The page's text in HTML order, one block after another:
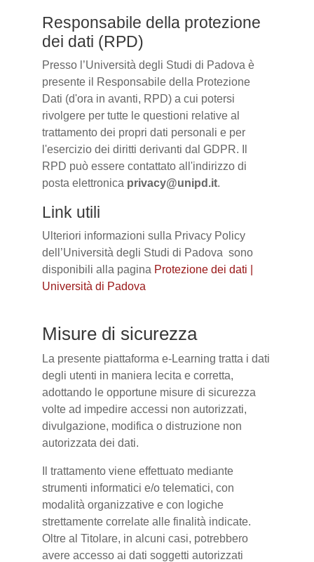
Responsabile della protezione
dei dati (RPD)
Presso l’Università degli Studi di Padova è
presente il Responsabile della Protezione
Dati (d'ora in avanti, RPD) a cui potersi
rivolgere per tutte le questioni relative al
trattamento dei propri dati personali e per
l'esercizio dei diritti derivanti dal GDPR. Il
RPD può essere contattato all'indirizzo di
posta elettronica privacy@unipd.it.
Link utili
Ulteriori informazioni sulla Privacy Policy
dell’Università degli Studi di Padova sono
disponibili alla pagina Protezione dei dati |
Università di Padova
Misure di sicurezza
La presente piattaforma e-Learning tratta i dati
degli utenti in maniera lecita e corretta,
adottando le opportune misure di sicurezza
volte ad impedire accessi non autorizzati,
divulgazione, modifica o distruzione non
autorizzata dei dati.
Il trattamento viene effettuato mediante
strumenti informatici e/o telematici, con
modalità organizzative e con logiche
strettamente correlate alle finalità indicate.
Oltre al Titolare, in alcuni casi, potrebbero
avere accesso ai dati soggetti autorizzati